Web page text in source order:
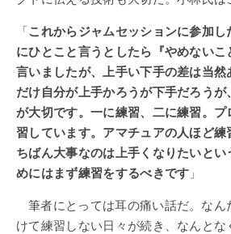
「これからジャムセッションに参加し
にひとこと言うとしたら『やめないこ
言いましたが、上手い下手の差は当
だけ自分が上手かろうが下手だろうが
が大切です。一に練習、二に練習。
習しています。アマチュアの人ほど
ちばん大事なのは上手くなりたいとい
めにはまず練習をするべきです 」
筆者にとっては耳の痛い話だ。なん
けて練習しない日々が続き、なんとな